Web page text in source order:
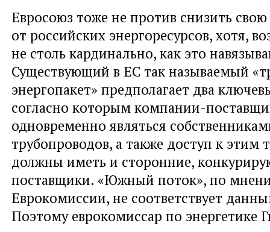
Евросоюз тоже не против снизить
от российских энергоресурсов, хотя,
не столь кардинально, как это
Существующий в ЕС так называемый
энергопакет» предполагает два
согласно которым компании-
одновременно являться
трубопроводов, а также доступ к этим
должны иметь и сторонние,
поставщики. «Южный поток», по
Еврокомиссии, не соответствует
Поэтому еврокомиссар по энергетике